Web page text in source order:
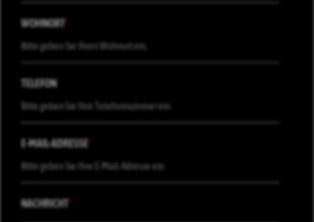
WOHNORT*
TELEFON
E-MAIL-ADRESSE*
NACHRICHT*